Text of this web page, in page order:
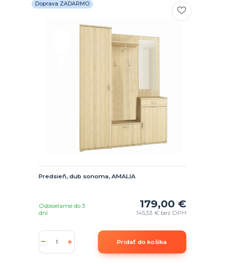
Doprava ZADARMO
Predsieň, dub sonoma, AMALIA
179,00 €
145,53 € bez DPH
Odosielame do 3
dní
Pridať do košíka